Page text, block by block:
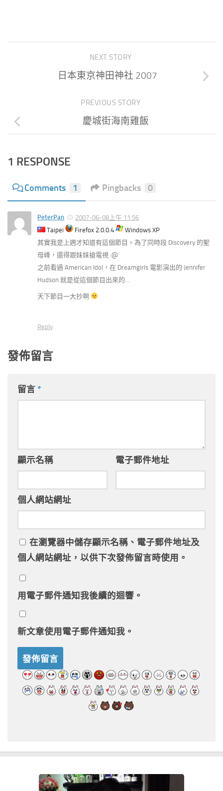
NEXT STORY
日本東京神田神社 2007
PREVIOUS STORY
慶城街海南雞飯
1 RESPONSE
Comments 1 Pingbacks 0
PeterPan
2007-06-08上午 11:56
Taipei
Firefox 2.0.0.4
Windows XP
其實我是上週才知道有這個節目。為了同時段 Discovery 的聖
母峰，還得跟妹妹搶電視 :@
之前看過 American Idol，在 Dreamgirls 電影演出的 Jennifer
Hudson 就是從這個節目出來的…
天下節目一大抄啊
Reply
發佈留言
留言 *
顯示名稱 電子郵件地址
個人網站網址
在瀏覽器中儲存顯示名稱、電子郵件地址及
個人網站網址，以供下次發佈留言時使用。
用電子郵件通知我後續的迴響。
新文章使用電子郵件通知我。